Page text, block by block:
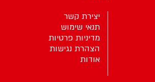
יצירת קשר
תנאי שימוש
מדיניות פרטיות
הצהרת נגישות
אודות